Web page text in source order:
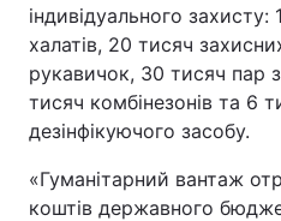
індивідуального
халатів, 20 тисяч
рукавичок, 30 тисяч пар
тисяч комбінезонів та 6
дезінфікуючого засобу.
«Гуманітарний вантаж
коштів державного